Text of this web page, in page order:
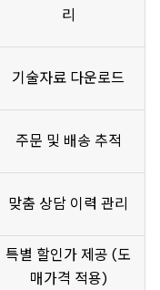
리
기술자료 다운로드
주문 및 배송 추적
맞춤 상담 이력 관리
특별 할인가 제공 (도
매가격 적용)